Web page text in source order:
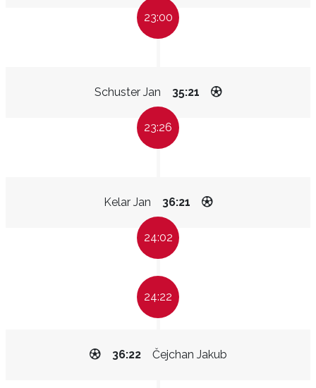
23:00
Schuster Jan 35:21
23:26
Kelar Jan 36:21
24:02
24:22
Čejchan Jakub
36:22